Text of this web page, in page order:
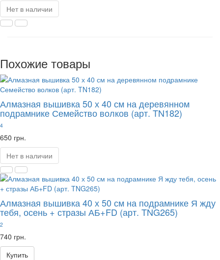
Нет в наличии
Похожие товары
Алмазная вышивка 50 х 40 см на деревянном
подрамнике Семейство волков (арт. TN182)
4
650 грн.
Нет в наличии
Алмазная вышивка 40 х 50 см на подрамнике Я жду
тебя, осень + стразы АБ+FD (арт. TNG265)
2
740 грн.
Купить